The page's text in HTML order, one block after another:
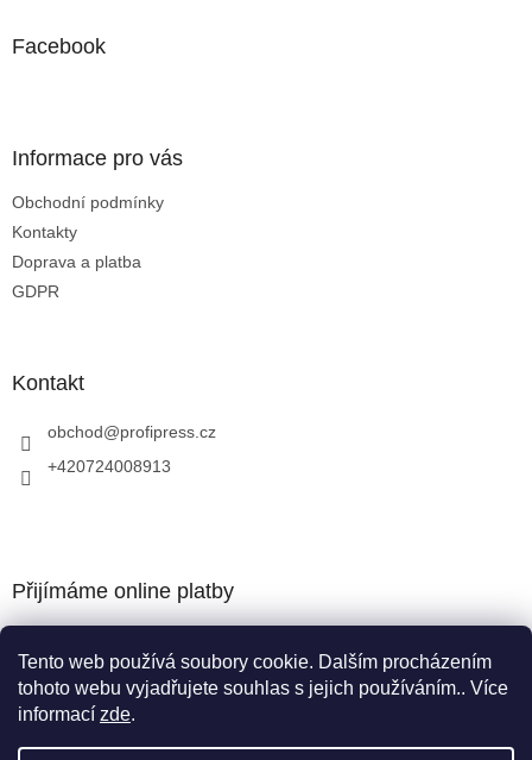
Tento web používá soubory cookie. Dalším procházením
tohoto webu vyjadřujete souhlas s jejich používáním.. Více
informací zde.
Facebook
Informace pro vás
Obchodní podmínky
Kontakty
Doprava a platba
GDPR
Kontakt
obchod@profipress.cz
+420724008913
Přijímáme online platby